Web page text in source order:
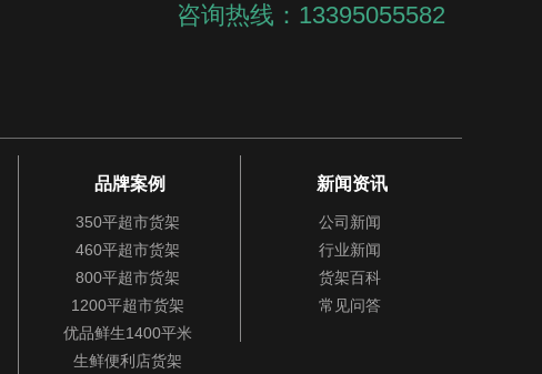
咨询热线：13395055582
品牌案例
350平超市货架
460平超市货架
800平超市货架
1200平超市货架
优品鲜生1400平米
生鲜便利店货架
新闻资讯
公司新闻
行业新闻
货架百科
常见问答